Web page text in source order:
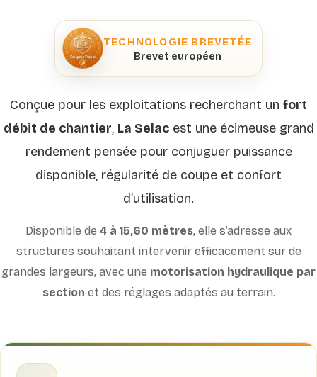
TECHNOLOGIE BREVETÉE
Brevet européen
Conçue pour les exploitations recherchant un fort
débit de chantier, La Selacest une écimeuse grand
rendement pensée pour conjuguer puissance
disponible, régularité de coupe et confort
d’utilisation.
Disponible de 4 à 15,60 mètres, elle s’adresse aux
structures souhaitant intervenir efficacement sur de
grandes largeurs, avec une motorisation hydraulique par
section et des réglages adaptés au terrain.